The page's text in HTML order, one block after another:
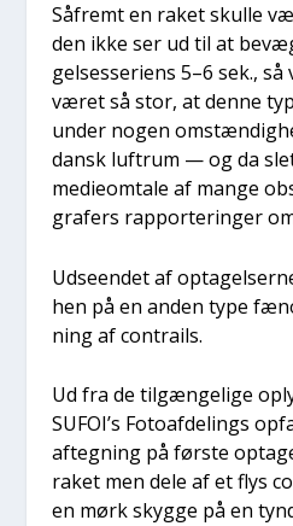
Såfremt en raket skul­le
den ikke ser ud til at
gel­ses­se­ri­ens 5–6 sek.,
været så stor, at den­ne
under nogen
dansk luftrum — og da
medi­eom­ta­le af man­ge
gra­fers rap­por­te­rin­ger
Udse­en­det af
hen på en anden type
ning af con­trails.
Ud fra de til­gæn­ge­li­ge
SUFOI’s Foto­af­de­lings
afteg­ning på før­ste
raket men dele af et flys
en mørk skyg­ge på en